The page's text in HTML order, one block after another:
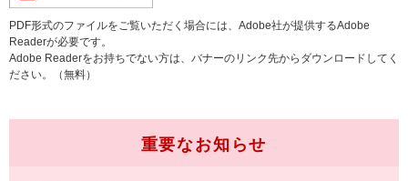
PDF形式のファイルをご覧いただく場合には、Adobe社が提供するAdobe
Readerが必要です。
Adobe Readerをお持ちでない方は、バナーのリンク先からダウンロードしてく
ださい。（無料）
重要なお知らせ